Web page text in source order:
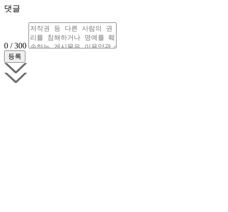
댓글
0 / 300